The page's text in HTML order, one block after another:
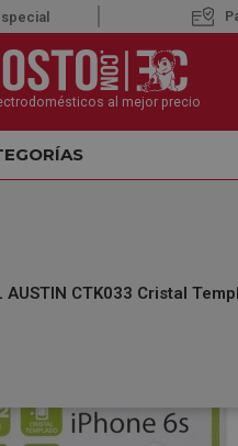
al mejor precio
AUSTIN CTK033 Cristal